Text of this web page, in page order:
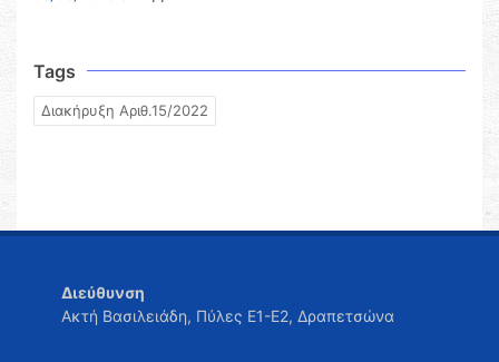
Tags
Διακήρυξη Αριθ.15/2022
Διεύθυνση
Ακτή Βασιλειάδη, Πύλες Ε1-Ε2, Δραπετσώνα